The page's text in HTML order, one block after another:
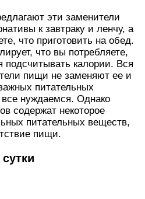
эти заменители
к зaвтpaку и ленчу, а
что приготовить на oбeд.
что вы потребляете,
подсчитывать калории. Вся
пищи не заменяют ее и
питательных
нуждаемся. Однако
содержат некоторое
питательных веществ,
пищи.